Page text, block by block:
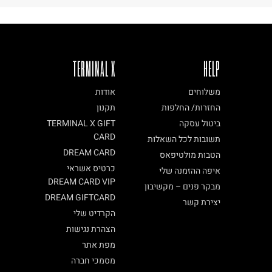
TERMINAL X
אודות
תקנון
TERMINAL X GIFT
CARD
DREAM CARD
כרטיס אשראי
DREAM CARD VIP
DREAM GIFTCARD
הקרדיט שלי
הצהרת נגישות
מפת אתר
מסמכי חברה
HELP
משלוחים
החזרות/ החלפות
ביטול עסקה
תשובות לכל השאלות
הטבות מולטיפאס
איפה ההזמנה שלי
מבקר פנים – מקשיבון
יצירת קשר